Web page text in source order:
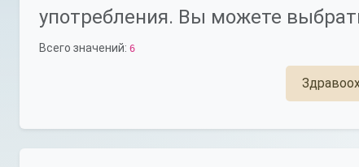
употребления. Вы можете
Всего значений: 6